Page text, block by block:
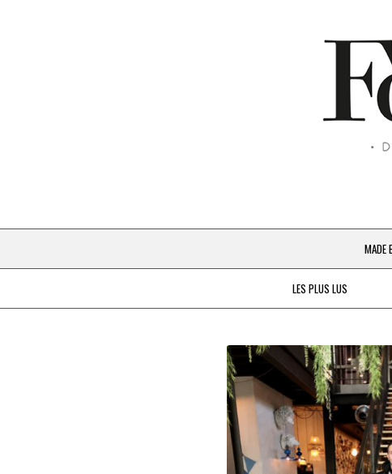
MADE
LES PLUS LUS